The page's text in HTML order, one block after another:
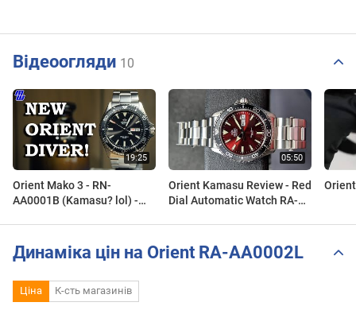
Відеоогляди 10
Orient Mako 3 - RN-
AA0001B (Kamasu? lol) -
Orient Kamasu Review - Red
Dial Automatic Watch RA-
Динаміка цін на Orient RA-AA0002L
Ціна К-сть магазинів